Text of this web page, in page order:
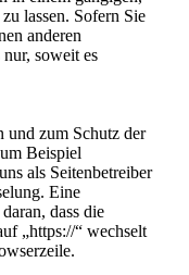
lassen. Sofern Sie
anderen
soweit es
und zum Schutz der
Beispiel
als Seitenbetreiber
Eine
dass die
„https://“ wechselt